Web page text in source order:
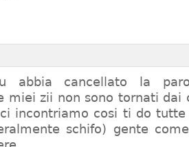
abbia cancellato la
miei zii non sono tornati dai
incontriamo cosi ti do tutte
schifo) gente